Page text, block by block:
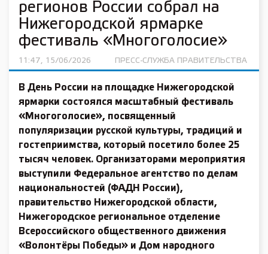
регионов России собрал на
Нижегородской ярмарке
фестиваль «Многоголосие»
11:47, 15/06/2026 ПРЕСС-СЛУЖБА ПРАВИТЕЛЬСТВА
В День России на площадке Нижегородской
ярмарки состоялся масштабный фестиваль
«Многоголосие», посвященный
популяризации русской культуры, традиций и
гостеприимства, который посетило более 25
тысяч человек. Организаторами мероприятия
выступили Федеральное агентство по делам
национальностей (ФАДН России),
правительство Нижегородской области,
Нижегородское региональное отделение
Всероссийского общественного движения
«Волонтёры Победы» и Дом народного